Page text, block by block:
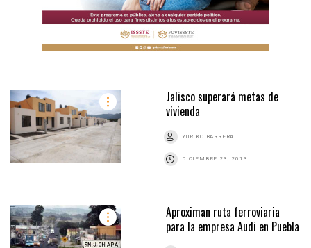
Jalisco superará metas de
vivienda
YURIKO BARRERA
DICIEMBRE 23, 2013
Aproximan ruta ferroviaria
para la empresa Audi en Puebla